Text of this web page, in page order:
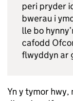
peri pryder
bwerau i
lle bo
cafodd
flwyddyn ar
Yn y tymor hwy,